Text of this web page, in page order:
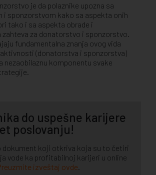
je da polaznike upozna sa
i sponzorstvom kako sa aspekta onih
tako i sa aspekta obrade i
zahteva za donatorstvo i sponzorstvo.
fundamentalna znanja ovog vida
(donatorstva i sponzorstva)
nezaobilaznu komponentu svake
do uspešne karijere
poslovanju!
dokument koji otkriva koja su to četiri
vode ka profitabilnoj karijeri u online
izveštaj ovde.